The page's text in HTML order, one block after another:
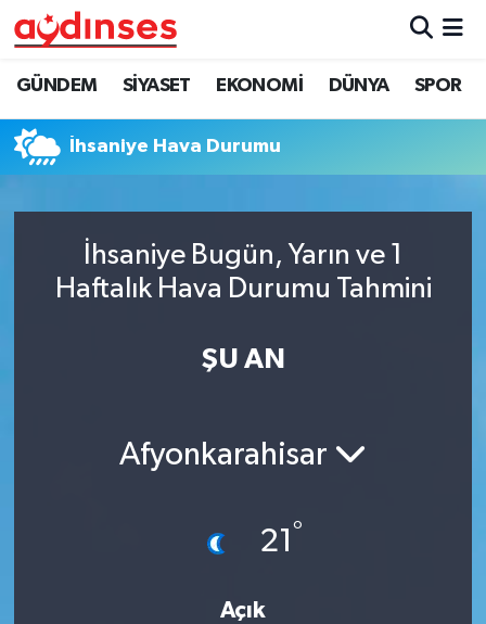
GÜNDEM SİYASET EKONOMİ DÜNYA SPOR
İhsaniye Hava Durumu
İhsaniye Bugün, Yarın ve 1
Haftalık Hava Durumu Tahmini
ŞU AN
Afyonkarahisar
21 °
Açık
GÜNDEM
SİYASET
DÜNYA
SPOR
Nöbetçi Eczaneler
Hava Durumu
Trafik Durumu
Süper Lig Puan Durumu ve Fikstür
Haber Arşivi